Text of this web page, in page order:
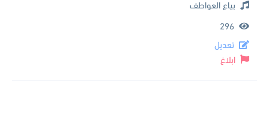
بياع العواطف
296
تعديل
ابلاغ